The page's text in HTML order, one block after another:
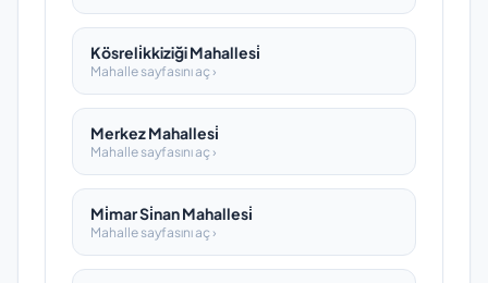
Kösreli̇kkiziği Mahallesi̇
Mahalle sayfasını aç ›
Merkez Mahallesi̇
Mahalle sayfasını aç ›
Mi̇mar Si̇nan Mahallesi̇
Mahalle sayfasını aç ›